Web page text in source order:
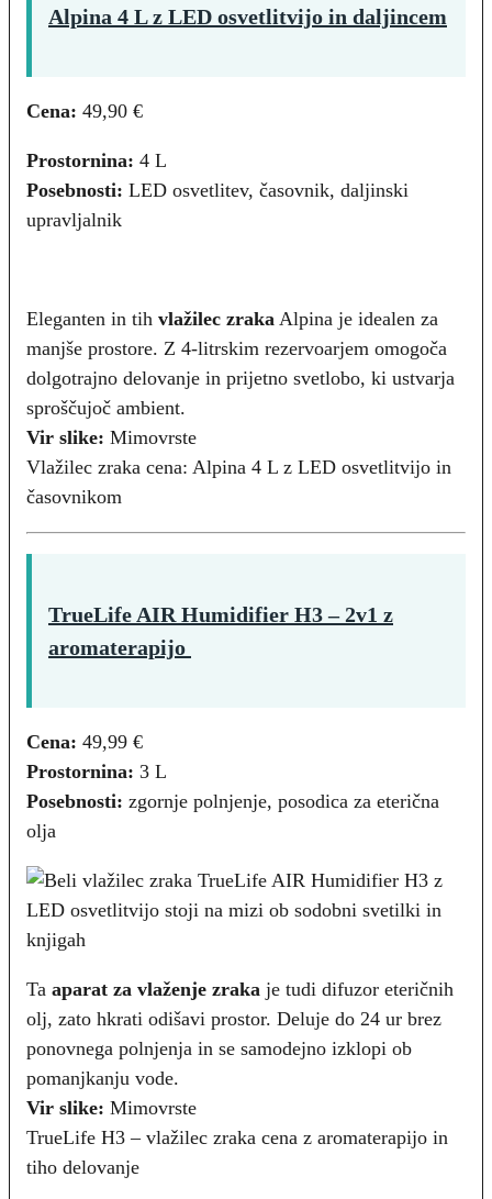
Alpina 4 L z LED osvetlitvijo in daljincem
Cena: 49,90 €
Prostornina: 4 L
Posebnosti: LED osvetlitev, časovnik, daljinski
upravljalnik
Eleganten in tih vlažilec zraka Alpina je idealen za
manjše prostore. Z 4-litrskim rezervoarjem omogoča
dolgotrajno delovanje in prijetno svetlobo, ki ustvarja
sproščujoč ambient.
Vir slike: Mimovrste
Vlažilec zraka cena: Alpina 4 L z LED osvetlitvijo in
časovnikom
TrueLife AIR Humidifier H3 – 2v1 z
aromaterapijo
Cena: 49,99 €
Prostornina: 3 L
Posebnosti: zgornje polnjenje, posodica za eterična
olja
Ta aparat za vlaženje zraka je tudi difuzor eteričnih
olj, zato hkrati odišavi prostor. Deluje do 24 ur brez
ponovnega polnjenja in se samodejno izklopi ob
pomanjkanju vode.
Vir slike: Mimovrste
TrueLife H3 – vlažilec zraka cena z aromaterapijo in
tiho delovanje